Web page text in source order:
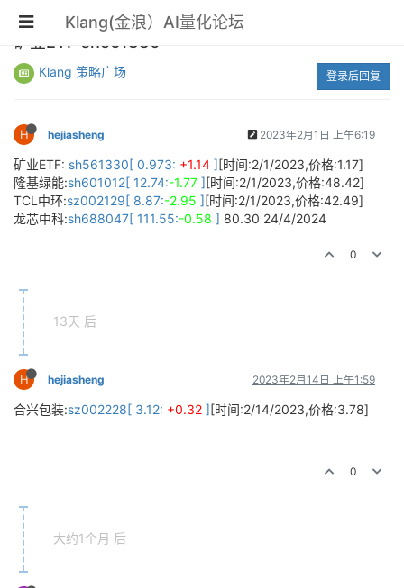
Klang(金浪）AI量化论坛
矿业ETF sh561330
Klang 策略广场 登录后回复
H hejiasheng 2023年2月1日 上午6:19
矿业ETF: sh561330[ 0.973: +1.14 ][时间:2/1/2023,价格:1.17]
隆基绿能:sh601012[ 12.74:-1.77 ][时间:2/1/2023,价格:48.42]
TCL中环:sz002129[ 8.87:-2.95 ][时间:2/1/2023,价格:42.49]
龙芯中科:sh688047[ 111.55:-0.58 ] 80.30 24/4/2024
0
13天 后
H hejiasheng 2023年2月14日 上午1:59
合兴包装:sz002228[ 3.12: +0.32 ][时间:2/14/2023,价格:3.78]
0
大约1个月 后